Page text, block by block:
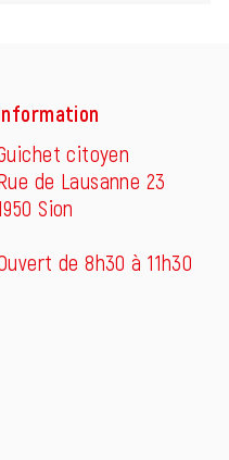
citoyen
de Lausanne 23
Sion
de 8h30 à 11h30